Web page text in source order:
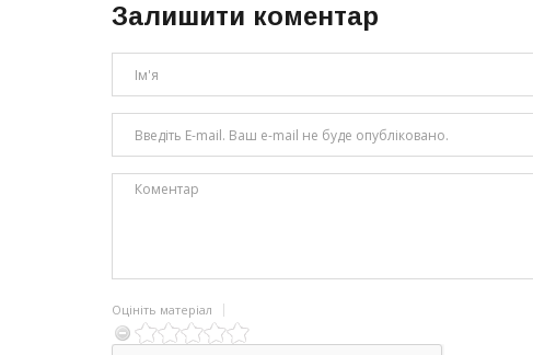
Залишити коментар
Оцініть матеріал